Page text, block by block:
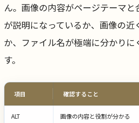
ん。画像の内容がページテーマと
が説明になっているか、画像の近
か、ファイル名が極端に分かりに
す。
項目 確認すること
ALT 画像の内容と役割が分かる